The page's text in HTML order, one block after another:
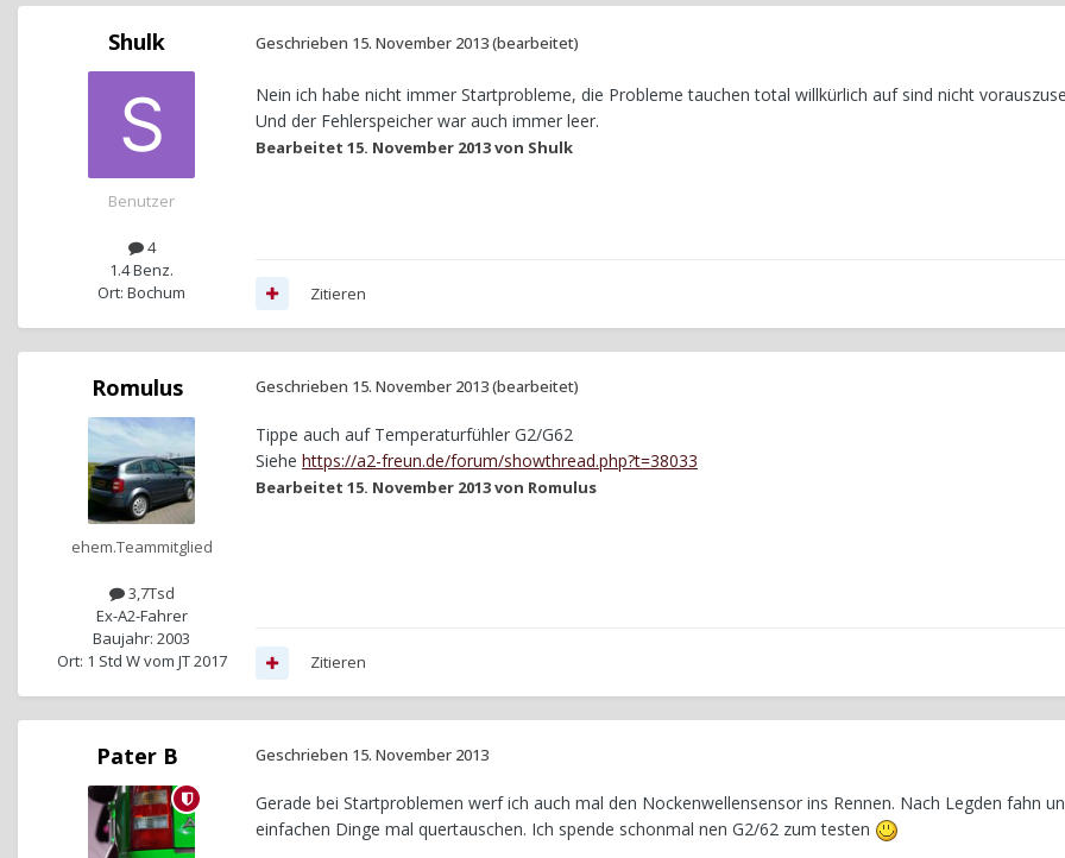
Shulk
Benutzer
4
1.4 Benz.
Ort: Bochum
Geschrieben 15. November 2013(bearbeitet)
Nein ich habe nicht immer Startprobleme, die Probleme tauchen total willkürlich auf sind nicht
Und der Fehlerspeicher war auch immer leer.
Bearbeitet 15. November 2013von Shulk
Zitieren
Romulus
ehem.Teammitglied
3,7Tsd
Ex-A2-Fahrer
Baujahr: 2003
Ort: 1 Std W vom JT 2017
Geschrieben 15. November 2013(bearbeitet)
Tippe auch auf Temperaturfühler G2/G62
Siehe https://a2-freun.de/forum/showthread.php?t=38033
Bearbeitet 15. November 2013von Romulus
Zitieren
Pater B Geschrieben 15. November 2013
Gerade bei Startproblemen werf ich auch mal den Nockenwellensensor ins Rennen. Nach Legden fahn
einfachen Dinge mal quertauschen. Ich spende schonmal nen G2/62 zum testen